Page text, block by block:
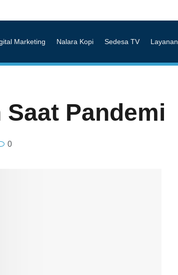
Marketing Nalara Kopi Sedesa TV Layanan
Pandemi
0